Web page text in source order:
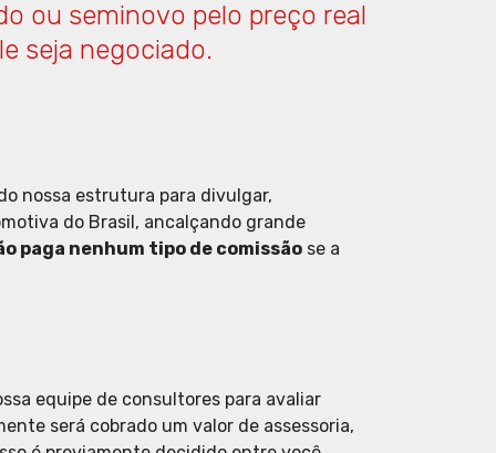
ou seminovo pelo preço real
seja negociado.
nossa estrutura para divulgar,
do Brasil, ancalçando grande
paga nenhum tipo de comissão se a
equipe de consultores para avaliar
será cobrado um valor de assessoria,